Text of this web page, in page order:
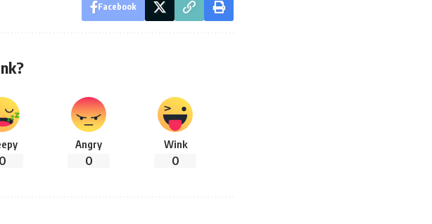
Facebook
0
Angry
0
Wink
0